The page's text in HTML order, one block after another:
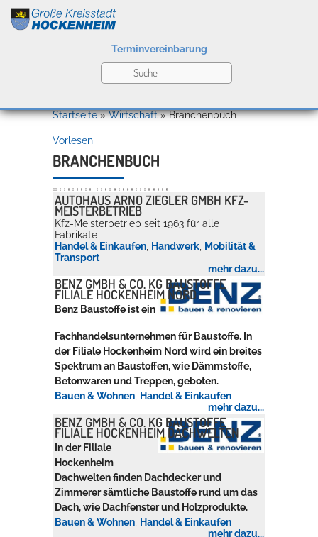
Kultur
Bildung
Wirtschaft
Rathaus
Service
Terminvereinbarung
Willkommen in Hockenheim
Konzerte, Tagungen und vieles mehr
Die Stadthalle Hockenheim bietet den perfekten Standort für Events
mehr dazu...
Startseite»Wirtschaft»Branchenbuch
Vorlesen
BRANCHENBUCH
Alle A B C D E F G H I J K L M N O P Q R S U V W X Y Z
AUTOHAUS ARNO ZIEGLER GMBH KFZ-
MEISTERBETRIEB
Kfz-Meisterbetrieb seit 1963 für alle
Fabrikate
Handel & Einkaufen, Handwerk, Mobilität &
Transport
mehr dazu...
BENZ GMBH & CO. KG BAUSTOFFE
FILIALE HOCKENHEIM NORD
Benz Baustoffe ist ein
Fachhandelsunternehmen für Baustoffe. In
der Filiale Hockenheim Nord wird ein breites
Spektrum an Baustoffen, wie Dämmstoffe,
Betonwaren und Treppen, geboten.
Bauen & Wohnen, Handel & Einkaufen
mehr dazu...
BENZ GMBH & CO. KG BAUSTOFFE
FILIALE HOCKENHEIM DACHWELTEN
In der Filiale
Hockenheim
Dachwelten finden Dachdecker und
Zimmerer sämtliche Baustoffe rund um das
Dach, wie Dachfenster und Holzprodukte.
Bauen & Wohnen,
Handel & Einkaufen
mehr dazu...